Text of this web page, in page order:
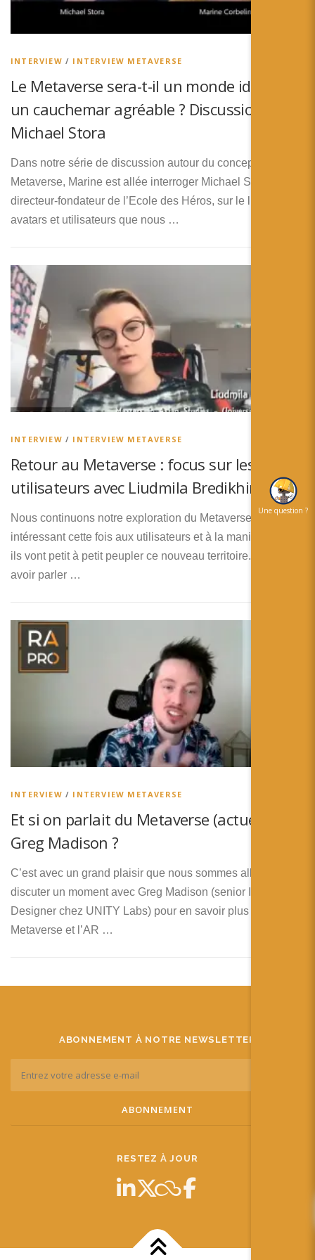
日本語
Español
INTERVIEW / INTERVIEW METAVERSE
Le Metaverse sera-t-il un monde idéal ou
un cauchemar agréable ? Discussion avec
Michael Stora
Dans notre série de discussion autour du concept de
Metaverse, Marine est allée interroger Michael Stora,
directeur-fondateur de l’Ecole des Héros, sur le lien entre
avatars et utilisateurs que nous …
INTERVIEW / INTERVIEW METAVERSE
Retour au Metaverse : focus sur les
utilisateurs avec Liudmila Bredikhina
Nous continuons notre exploration du Metaverse en nous
intéressant cette fois aux utilisateurs et à la manière dont
ils vont petit à petit peupler ce nouveau territoire. Après
avoir parler …
INTERVIEW / INTERVIEW METAVERSE
Et si on parlait du Metaverse (actuel) avec
Greg Madison ?
C’est avec un grand plaisir que nous sommes allés
discuter un moment avec Greg Madison (senior Interaction
Designer chez UNITY Labs) pour en savoir plus sur le
Metaverse et l’AR …
ABONNEMENT À NOTRE NEWSLETTER
RESTEZ À JOUR
Une question ?